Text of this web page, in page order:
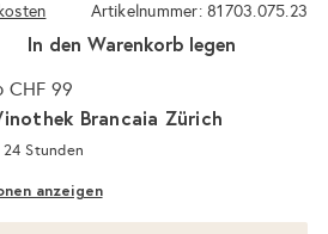
Artikelnummer: 81703.075.23
In den Warenkorb legen
CHF 99
Brancaia Zürich
Stunden
anzeigen